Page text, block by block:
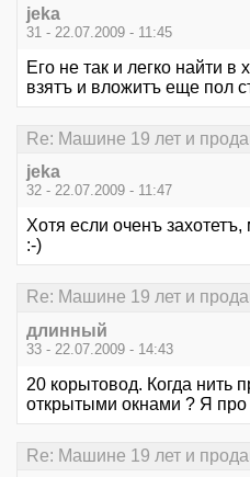
jeka
31 - 22.07.2009 - 11:45
Его не так и легко найти
взятъ и вложитъ еще пол
Re: Машине 19 лет и
jeka
32 - 22.07.2009 - 11:47
Хотя если оченъ
:-)
Re: Машине 19 лет и
длинный
33 - 22.07.2009 - 14:43
20 корытовод. Когда нить
открытыми окнами ? Я
Re: Машине 19 лет и